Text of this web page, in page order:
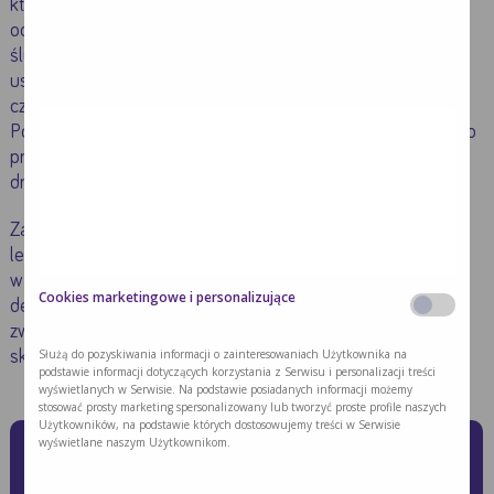
które mogą utrudniać przyjmowanie pokarmu w
odpowiednich ilościach. Może to wynikać z suchości błon
śluzowych, co związane jest ze stanem zapalnym jamy
ustnej i dysfunkcją ślinianek. Dlatego pacjentom zaleca się
częste podawanie posiłków o niewielkich objętościach.
Posiłki powinny być złożone z pokarmów, które można łatwo
przeżuć i przełknąć, jednocześnie nie powinny działać
drażniąco na błonę śluzową jamy ustnej i gardła.
Zaplanowane w diecie potrawy i napoje najlepiej podawać
lekko schłodzone lub
w temperaturze pokojowej. Można również wprowadzić
dedykowane preparaty żywieniowe, co pozwala na
zwiększenie kaloryczności diety i uzupełnienie niedoboru
składników odżywczych.
Jakich zaleceń dietetycznych
Cookies marketingowe i personalizujące
Służą do pozyskiwania informacji o zainteresowaniach Użytkownika na
podstawie informacji dotyczących korzystania z Serwisu i personalizacji treści
wyświetlanych w Serwisie. Na podstawie posiadanych informacji możemy
stosować prosty marketing spersonalizowany lub tworzyć proste profile naszych
Użytkowników, na podstawie których dostosowujemy treści w Serwisie
wyświetlane naszym Użytkownikom.